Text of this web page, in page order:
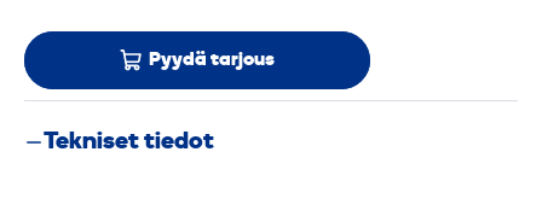
Pyydä tarjous
Tekniset tiedot